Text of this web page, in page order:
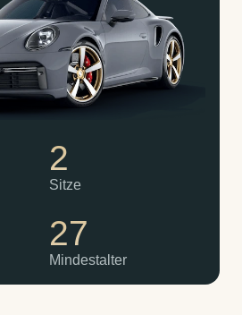
2
Sitze
27
Mindestalter